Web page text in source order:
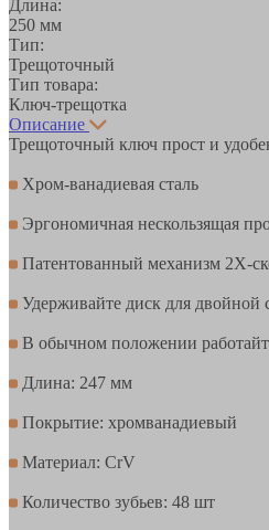
Длина:
250 мм
Тип:
Трещоточный
Тип товара:
Ключ-трещотка
Описание
Трещоточный ключ прост и
Хром-ванадиевая сталь
Эргономичная нескользящая
Патентованный механизм 2Х-
Удерживайте диск для двойной
В обычном положении
Длина: 247 мм
Покрытие: хромванадиевый
Материал: CrV
Количество зубьев: 48 шт